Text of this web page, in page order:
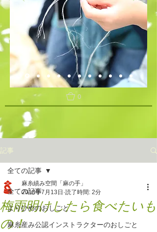
0
記事
全ての記事
よりひめのおしごと
麻糸産み公認インストラクターのおしごと
全ての記事
梅雨明けしたら食べたいも
の！
麻糸績み空間「麻の手」
2018年7月13日 読了時間: 2分